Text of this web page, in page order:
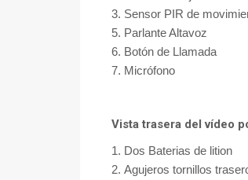
3. Sensor PIR de
5. Parlante Altavoz
6. Botón de Llamada
7. Micrófono
Vista trasera del vídeo
1. Dos Baterias de lition
2. Agujeros tornillos